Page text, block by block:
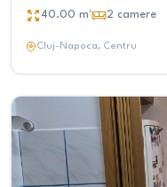
40.00 m² 2 camere
Cluj-Napoca, Centru